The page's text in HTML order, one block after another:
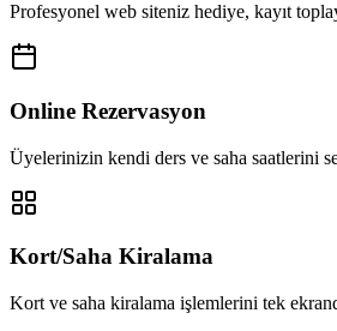
Profesyonel web siteniz hediye, kayıt
Online Rezervasyon
Üyelerinizin kendi ders ve saha saatlerini
Kort/Saha Kiralama
Kort ve saha kiralama işlemlerini tek